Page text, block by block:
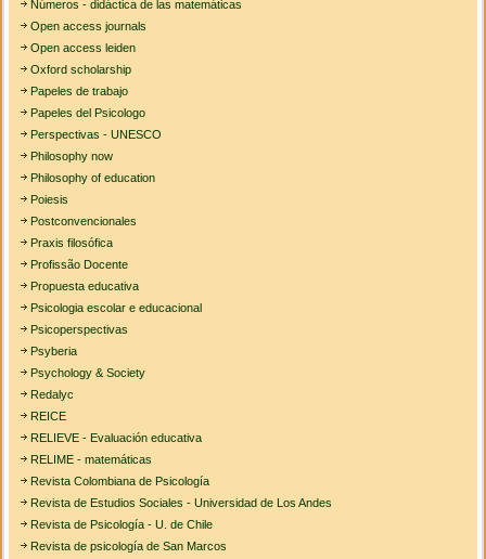
Números - didáctica de las matemáticas
Open access journals
Open access leiden
Oxford scholarship
Papeles de trabajo
Papeles del Psicologo
Perspectivas - UNESCO
Philosophy now
Philosophy of education
Poiesis
Postconvencionales
Praxis filosófica
Profissão Docente
Propuesta educativa
Psicologia escolar e educacional
Psicoperspectivas
Psyberia
Psychology & Society
Redalyc
REICE
RELIEVE - Evaluación educativa
RELIME - matemáticas
Revista Colombiana de Psicología
Revista de Estudios Sociales - Universidad de Los Andes
Revista de Psicología - U. de Chile
Revista de psicología de San Marcos